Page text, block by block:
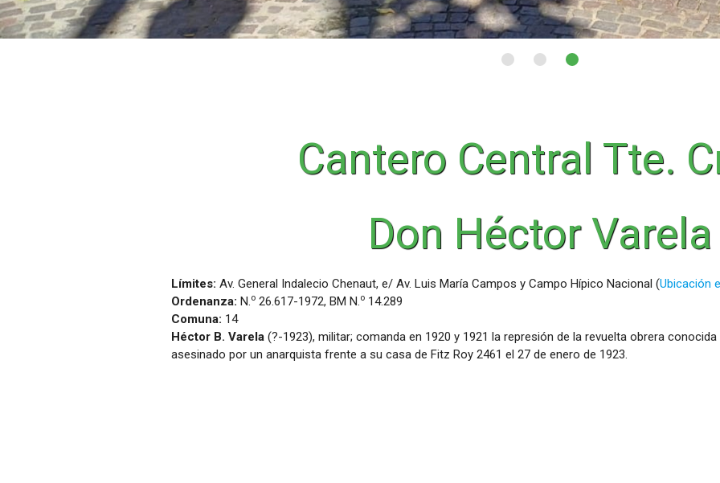
Cantero Central Tte.
Don Héctor Varela
Límites: Av. General Indalecio Chenaut, e/ Av. Luis María Campos y Campo Hípico Nacional (Ubicación
Ordenanza: N. o26.617-1972, BM N. o14.289
Comuna: 14
Héctor B. Varela(?-1923), militar; comanda en 1920 y 1921 la represión de la revuelta obrera
asesinado por un anarquista frente a su casa de Fitz Roy 2461 el 27 de enero de 1923.